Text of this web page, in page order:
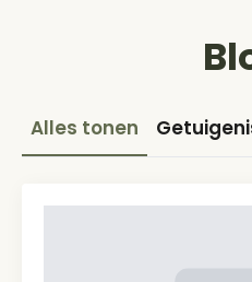
Alles tonen